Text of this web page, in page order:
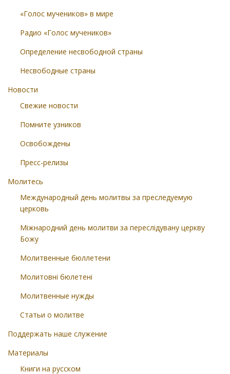
«Голос мучеников» в мире
Радио «Голос мучеников»
Определение несвободной страны
Несвободные страны
Новости
Свежие новости
Помните узников
Освобождены
Пресс-релизы
Молитесь
Международный день молитвы за преследуемую
церковь
Міжнародний день молитви за переслідувану церкву
Божу
Молитвенные бюллетени
Молитовні бюлетені
Молитвенные нужды
Статьи о молитве
Поддержать наше служение
Материалы
Книги на русском